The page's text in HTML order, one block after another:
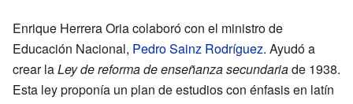
Enrique Herrera Oria colaboró con el ministro de
Educación Nacional, Pedro Sainz Rodríguez. Ayudó a
crear laLey de reforma de enseñanza secundariade 1938.
Esta ley proponía un plan de estudios con énfasis en latín